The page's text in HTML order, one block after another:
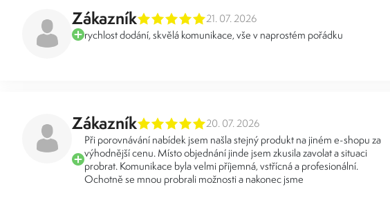
Zákazník 21. 07. 2026
rychlost dodání, skvělá komunikace, vše v naprostém pořádku
Zákazník 20. 07. 2026
Při porovnávání nabídek jsem našla stejný produkt na jiném e-shopu za
výhodnější cenu. Místo objednání jinde jsem zkusila zavolat a situaci
probrat. Komunikace byla velmi příjemná, vstřícná a profesionální.
Ochotně se mnou probrali možnosti a nakonec jsme